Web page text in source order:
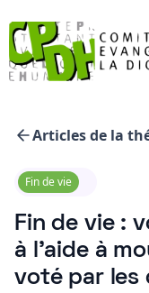
Articles de la
Fin de vie
Fin de vie :
à l'aide à
voté par les